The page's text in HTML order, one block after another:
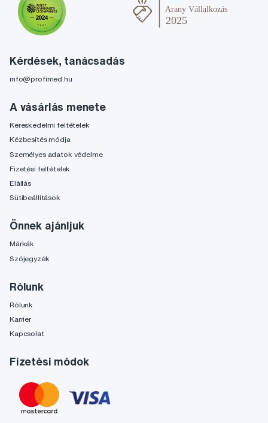
Kérdések, tanácsadás
info@profimed.hu
A vásárlás menete
Kereskedelmi feltételek
Kézbesítés módja
Személyes adatok védelme
Fizetési feltételek
Elállás
Sütibeállítások
Önnek ajánljuk
Márkák
Szójegyzék
Rólunk
Rólunk
Karrier
Kapcsolat
Fizetési módok